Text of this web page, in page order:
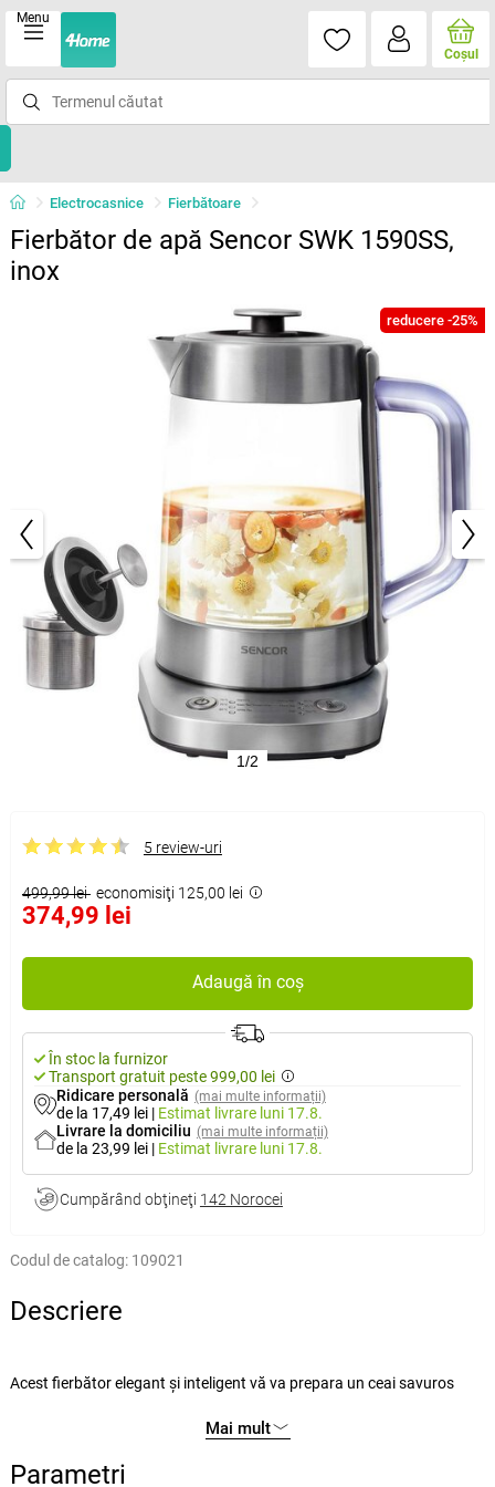
Menu
Coşul
Electrocasnice Fierbătoare
Fierbător de apă Sencor SWK 1590SS,
inox
reducere -25%
1/2
5 review-uri
499,99 lei economisiţi 125,00 lei
374,99 lei
Adaugă în coș
În stoc la furnizor
Transport gratuit peste 999,00 lei
Ridicare personală (mai multe informații)
de la 17,49 lei | Estimat livrare luni 17.8.
Livrare la domiciliu (mai multe informații)
de la 23,99 lei | Estimat livrare luni 17.8.
Cumpărând obţineţi 142 Norocei
Codul de catalog: 109021
Descriere
Acest fierbător elegant şi inteligent vă va prepara un ceai savuros
pliabil brevetat din inox şi cu o sită de detaşabilă tot din inox, pentru
Mai mult
Parametri